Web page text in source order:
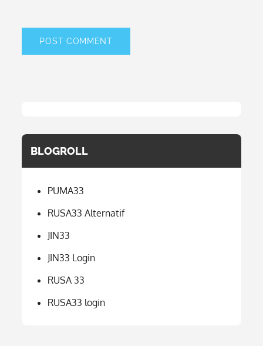
BLOGROLL
PUMA33
RUSA33 Alternatif
JIN33
JIN33 Login
RUSA 33
RUSA33 login